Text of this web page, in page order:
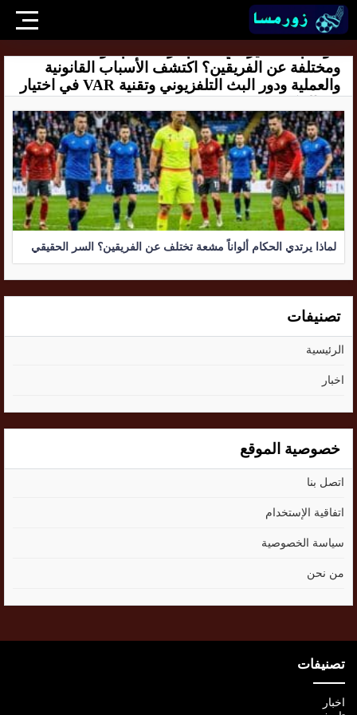
ومختلفة عن الفريقين؟ اكتشف الأسباب القانونية
والعملية ودور البث التلفزيوني وتقنية VAR في اختيار
زي الحكم.
لماذا يرتدي الحكام ألواناً مشعة تختلف عن الفريقين؟ السر الحقيقي
تصنيفات
الرئيسية
اخبار
خصوصية الموقع
اتصل بنا
اتفاقية الإستخدام
سياسة الخصوصية
من نحن
تصنيفات
اخبار